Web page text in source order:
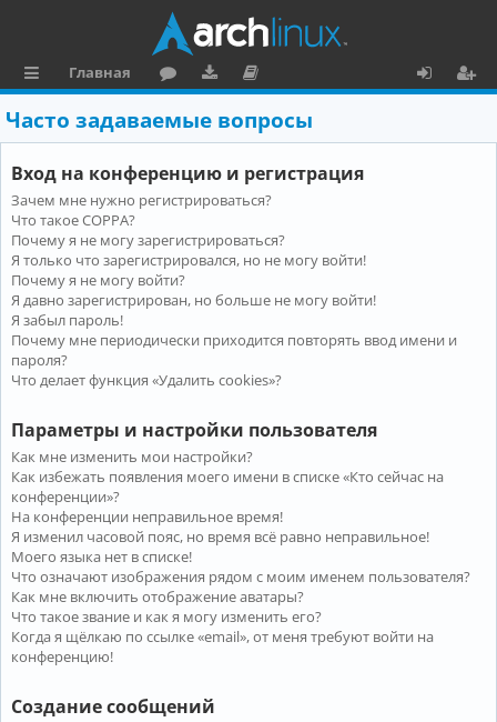
ы
л
к
и
Главная
ру
м
ру
зк
и
ку
м
е
н
та
ц
и
я
о
и
Часто задаваемые вопросы
Вход на конференцию и регистрация
Зачем мне нужно регистрироваться?
Что такое COPPA?
Почему я не могу зарегистрироваться?
Я только что зарегистрировался, но не могу войти!
Почему я не могу войти?
Я давно зарегистрирован, но больше не могу войти!
Я забыл пароль!
Почему мне периодически приходится повторять ввод имени и
пароля?
Что делает функция «Удалить cookies»?
Параметры и настройки пользователя
Как мне изменить мои настройки?
Как избежать появления моего имени в списке «Кто сейчас на
конференции»?
На конференции неправильное время!
Я изменил часовой пояс, но время всё равно неправильное!
Моего языка нет в списке!
Что означают изображения рядом с моим именем пользователя?
Как мне включить отображение аватары?
Что такое звание и как я могу изменить его?
Когда я щёлкаю по ссылке «email», от меня требуют войти на
конференцию!
Создание сообщений